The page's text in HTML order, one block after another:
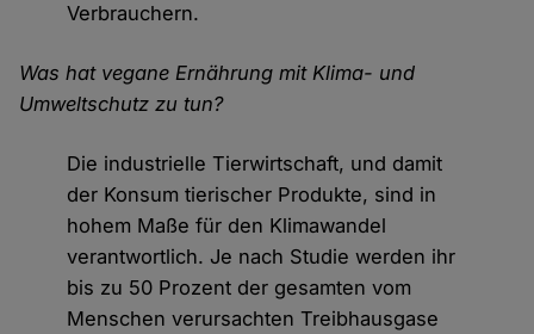
Verbrauchern.
Was hat vegane Ernährung mit Klima- und
Umweltschutz zu tun?
Die industrielle Tierwirtschaft, und damit
der Konsum tierischer Produkte, sind in
hohem Maße für den Klimawandel
verantwortlich. Je nach Studie werden ihr
bis zu 50 Prozent der gesamten vom
Menschen verursachten Treibhausgase